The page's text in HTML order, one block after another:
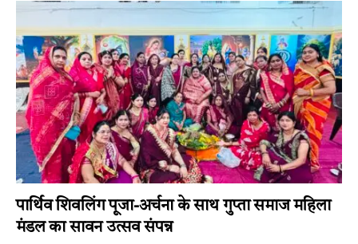
पार्थिव शिवलिंग पूजा-अर्चना के साथ गुप्ता समाज महिला
मंडल का सावन उत्सव संपन्न